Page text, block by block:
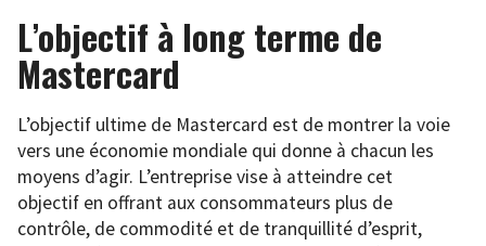
L’objectif à long terme de
Mastercard
L’objectif ultime de Mastercard est de montrer la voie
vers une économie mondiale qui donne à chacun les
moyens d’agir. L’entreprise vise à atteindre cet
objectif en offrant aux consommateurs plus de
contrôle, de commodité et de tranquillité d’esprit,